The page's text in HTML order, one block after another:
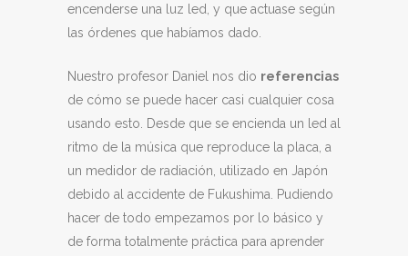
encenderse una luz led, y que actuase según
las órdenes que habíamos dado.
Nuestro profesor Daniel nos dio referencias
de cómo se puede hacer casi cualquier cosa
usando esto. Desde que se encienda un led al
ritmo de la música que reproduce la placa, a
un medidor de radiación, utilizado en Japón
debido al accidente de Fukushima. Pudiendo
hacer de todo empezamos por lo básico y
de forma totalmente práctica para aprender